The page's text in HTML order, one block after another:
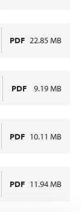
PDF 22.85 MB
PDF 9.19 MB
PDF 10.11 MB
PDF 11.94 MB